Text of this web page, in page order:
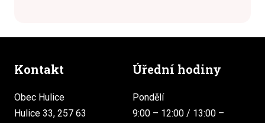
Kontakt
Obec Hulice
Hulice 33, 257 63
Úřední hodiny
Pondělí
9:00 – 12:00 / 13:00 –